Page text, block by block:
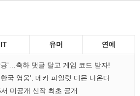
IT 유머 연예
'…축하 댓글 달고 게임 코드 받자!
국 영웅', 메카 파일럿 디몬 나온다
미공개 신작 최초 공개